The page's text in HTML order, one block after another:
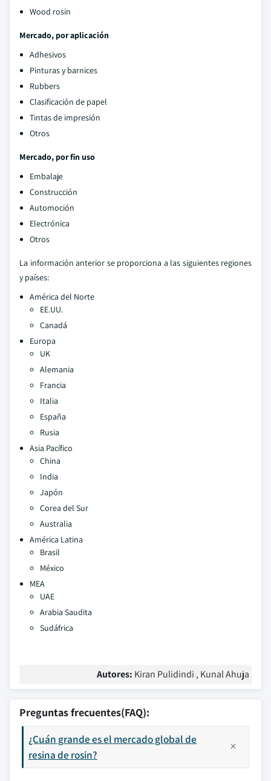
Wood rosin
Mercado, por aplicación
Adhesivos
Pinturas y barnices
Rubbers
Clasificación de papel
Tintas de impresión
Otros
Mercado, por fin uso
Embalaje
Construcción
Automoción
Electrónica
Otros
La información anterior se proporciona a las siguientes regiones
y países:
América del Norte
EE.UU.
Canadá
Europa
UK
Alemania
Francia
Italia
España
Rusia
Asia Pacífico
China
India
Japón
Corea del Sur
Australia
América Latina
Brasil
México
MEA
UAE
Arabia Saudita
Sudáfrica
Autores: Kiran Pulidindi , Kunal Ahuja
Preguntas frecuentes(FAQ):
¿Cuán grande es el mercado global de
resina de rosin?